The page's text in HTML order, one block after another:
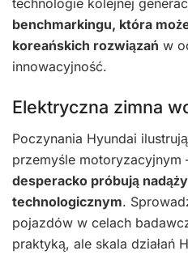
technologie kolejnej
benchmarkingu, która
koreańskich rozwiązań w
innowacyjność.
Elektryczna zimna
Poczynania Hyundai
przemyśle motoryzacyjnym
desperacko próbują
technologicznym.
pojazdów w celach
praktyką, ale skala działań